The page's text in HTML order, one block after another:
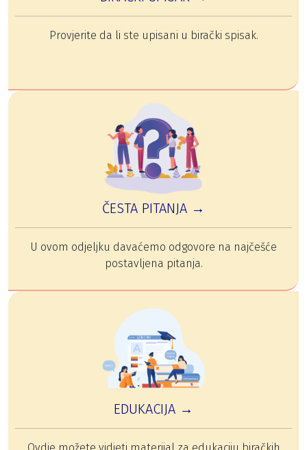
Provjerite da li ste upisani u birački spisak.
ČESTA PITANJA →
U ovom odjeljku davaćemo odgovore na najčešće
postavljena pitanja.
EDUKACIJA →
Ovdje možete vidjeti materijal za edukaciju biračkih